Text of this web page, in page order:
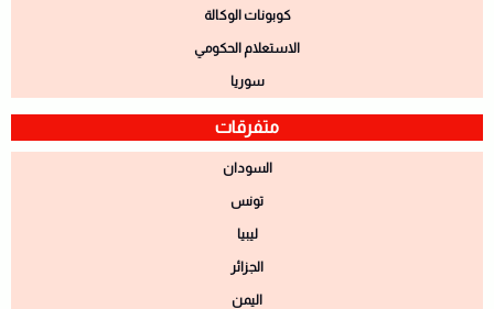
كوبونات الوكالة
الاستعلام الحكومي
سوريا
متفرقات
السودان
تونس
ليبيا
الجزائر
اليمن